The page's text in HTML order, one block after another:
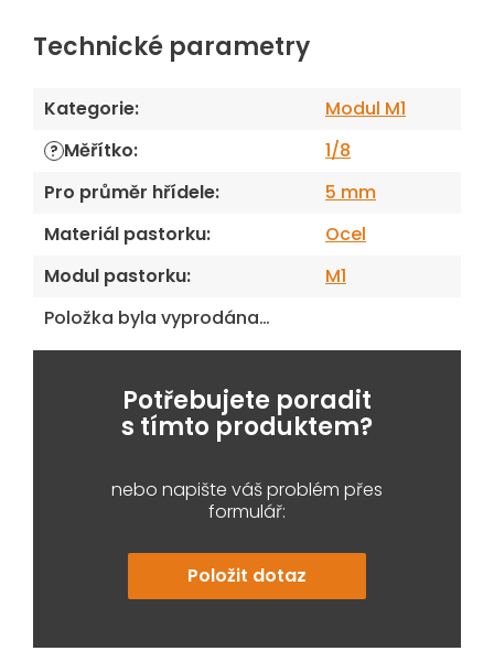
Technické parametry
Kategorie: Modul M1
? Měřítko:
1/8
Pro průměr hřídele:
5 mm
Materiál pastorku:
Ocel
Modul pastorku:
M1
Položka byla vyprodána…
Potřebujete poradit
s tímto produktem?
nebo napište váš problém přes
formulář:
Položit dotaz